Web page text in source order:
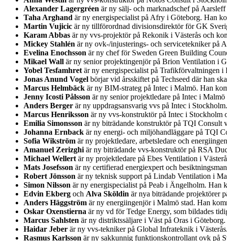
Alexander Lagergréen är ny sälj- och marknadschef på
Taha Arghand är ny energispecialist på Afry i Göteborg. Han
Martin Vujicic är ny tillförordnad divisionsdirektör för GK
Karam Abbas är ny vvs-projektör på Rekonik i Västerås och
Mickey Stahlén är ny ovk-/injusterings- och servicetekniker på
Evelina Enochsson är ny chef för Sweden Green Building
Mikael Wall är ny senior projektingenjör på Brion Ventilation i
Yobel Tesfamhret är ny energispecialist på Trafikförvaltningen
Jonas Anund Vogel börjar vid årsskiftet på Techseed där han
Marcus Helmbäck är ny BIM-strateg på Intec i Malmö. Han
Jenny Icosti Pålsson är ny senior projektledare på Intec i
Anders Berger är ny uppdragsansvarig vvs på Intec i
Marcus Henriksson är ny vvs-konstruktör på Intec i Stockholm
Emilia Simonsson är ny biträdande konstruktör på TQI
Johanna Ernback är ny energi- och miljöhandläggare på TQI
Sofia Wikström är ny projektledare, arbetsledare och
Amanuel Zerizghi är ny biträdande vvs-konstruktör på RSA
Michael Wellert är ny projektledare på Ebes Ventilation i
Mats Josefsson är ny certifierad energiexpert och
Robert Jönsson är ny teknisk support på Lindab Ventilation i
Simon Nilsson är ny energispecialist på Peab i Ängelholm. Han
Edvin Ekberg och Alva Sköldin är nya biträdande projektörer
Anders Häggström är ny energiingenjör i Malmö stad. Han
Oskar Oxenstierna är ny vd för Tedge Energy, som bildades
Marcus Sahlsten är ny distriktssäljare i Väst på Oras i
Haidar Jeber är ny vvs-tekniker på Global Infrateknik i
Rasmus Karlsson är ny sakkunnig funktionskontrollant ovk på